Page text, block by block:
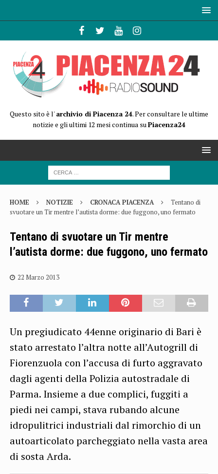
Questo sito è l'archivio di Piacenza 24. Per consultare le ultime
notizie e gli ultimi 12 mesi continua suPiacenza24
HOME NOTIZIE CRONACA PIACENZA
Tentano di
svuotare un Tir mentre l’autista dorme: due fuggono, uno fermato
Tentano di svuotare un Tir mentre
l’autista dorme: due fuggono, uno fermato
22 Marzo 2013
Un pregiudicato 44enne originario di Bari è
stato arrestato l’altra notte all’Autogrill di
Fiorenzuola con l’accusa di furto aggravato
dagli agenti della Polizia autostradale di
Parma. Insieme a due complici, fuggiti a
piedi nei campi, stava rubando alcune
idropulitrici industriali dal rimorchio di un
autoarticolato parcheggiato nella vasta area
di sosta Arda.